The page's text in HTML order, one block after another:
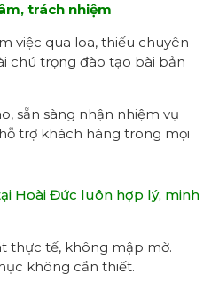
trách nhiệm
việc qua loa, thiếu chuyên
chú trọng đào tạo bài bản
sẵn sàng nhận nhiệm vụ
trợ khách hàng trong mọi
Hoài Đức luôn hợp lý, minh
thực tế, không mập mờ.
không cần thiết.